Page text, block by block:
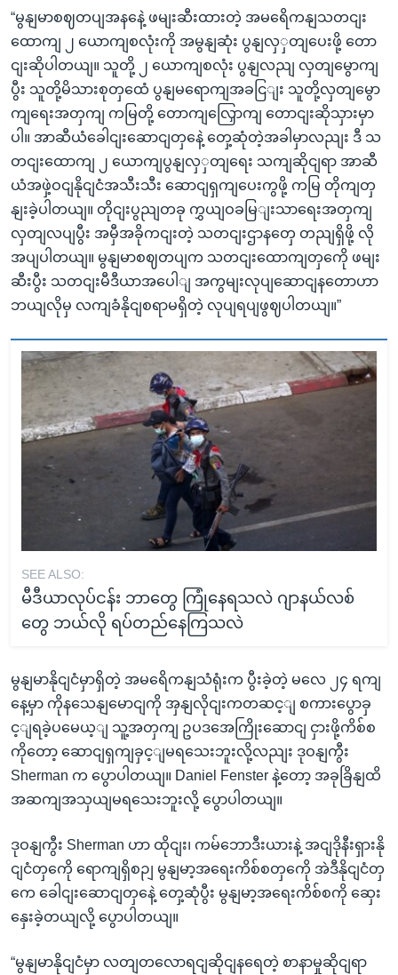
“မွနျမာစဈတပျအနနေဲ့ ဖမျးဆီးထားတဲ့ အမရေိကနျသတငျး
ထောကျ ၂ ယောကျစလုံးကို အမွနျဆုံး ပွနျလှှတျပေးဖို့ တော
ငျးဆိုပါတယျ။ သူတို့ ၂ ယောကျစလုံး ပွနျလညျ လှတျမွောကျ
ပွီး သူတို့မိသားစုတှထေံ ပွနျမရောကျအခငြျး သူတို့လှတျမွော
ကျရေးအတှကျ ကမြတို့ တောကျလြှောကျ တောငျးဆိုသှားမှာ
ပါ။ အာဆီယံခေါငျးဆောငျတှနေဲ့ တှေ့ဆုံတဲ့အခါမှာလညျး ဒီ သ
တငျးထောကျ ၂ ယောကျပွနျလှှတျရေး သကျဆိုငျရာ အာဆီ
ယံအဖှဲ့ဝငျနိုငျငံအသီးသီး ဆောငျရှကျပေးကွဖို့ ကမြ တိုကျတှ
နျးခဲ့ပါတယျ။ တိုငျးပွညျတခု ကွှယျဝခမြျးသာရေးအတှကျ
လှတျလပျပွီး အမှီအခိုကငျးတဲ့ သတငျးဌာနတှေ တညျရှိဖို့ လို
အပျပါတယျ။ မွနျမာစဈတပျက သတငျးထောကျတှကေို ဖမျး
ဆီးပွီး သတငျးမီဒီယာအပေါျ အကွမျးလုပျဆောငျနတောဟာ
ဘယျလိုမှ လကျခံနိုငျစရာမရှိတဲ့ လုပျရပျဖွဈပါတယျ။”
SEE ALSO:
မီဒီယာလုပ်ငန်း ဘာတွေ ကြုံနေရသလဲ ဂျာနယ်လစ်
တွေ ဘယ်လို ရပ်တည်နေကြသလဲ
မွနျမာနိုငျငံမှာရှိတဲ့ အမရေိကနျသံရုံးက ပွီးခဲ့တဲ့ မလေ ၂၄ ရကျ
နေ့မှာ ကိုနသေနျမောငျကို အှနျလိုငျးကတဆင့ျ စကားပွောခှ
င့ျရခဲ့ပမေယ့ျ သူ့အတှကျ ဥပဒအေကြိုးဆောငျ ငှားဖို့ကိစ်စ
ကိုတော့ ဆောငျရှကျခှင့ျမရသေးဘူးလို့လညျး ဒုဝနျကွီး
Sherman က ပွောပါတယျ။ Daniel Fenster နဲ့တော့ အခုခြိနျထိ
အဆကျအသှယျမရသေးဘူးလို့ ပွောပါတယျ။
ဒုဝနျကွီး Sherman ဟာ ထိုငျး၊ ကမ်ဘောဒီးယားနဲ့ အငျဒိုနီးရှားနို
ငျငံတှကေို ရောကျရှိစဉျ မွနျမာ့အရေးကိစ်စတှကေို အဲဒီနိုငျငံတှ
ကေ ခေါငျးဆောငျတှနေဲ့ တှေ့ဆုံပွီး မွနျမာ့အရေးကိစ်စကို ဆှေး
နှေးခဲ့တယျလို့ ပွောပါတယျ။
“မွနျမာနိုငျငံမှာ လတျတလောရငျဆိုငျနရေတဲ့ စာနာမှုဆိုငျရာ